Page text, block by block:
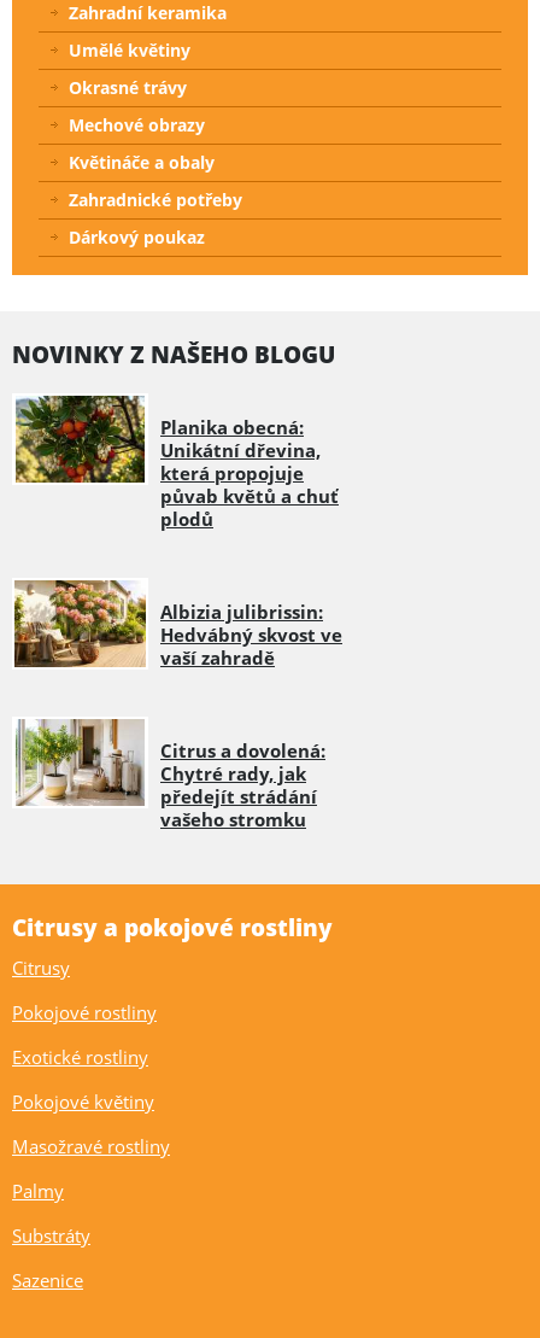
Zahradní keramika
Umělé květiny
Okrasné trávy
Mechové obrazy
Květináče a obaly
Zahradnické potřeby
Dárkový poukaz
NOVINKY Z NAŠEHO BLOGU
Planika obecná:
Unikátní dřevina,
která propojuje
půvab květů a chuť
plodů
Albizia julibrissin:
Hedvábný skvost ve
vaší zahradě
Citrus a dovolená:
Chytré rady, jak
předejít strádání
vašeho stromku
Citrusy a pokojové rostliny
Citrusy
Pokojové rostliny
Exotické rostliny
Pokojové květiny
Masožravé rostliny
Palmy
Substráty
Sazenice